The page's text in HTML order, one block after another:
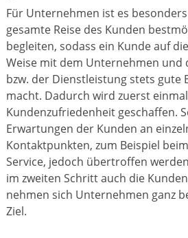
Für Unternehmen ist es
gesamte Reise des Kunden
begleiten, sodass ein Kunde auf
Weise mit dem Unternehmen und
bzw. der Dienstleistung stets gute
macht. Dadurch wird zuerst
Kundenzufriedenheit geschaffen.
Erwartungen der Kunden an
Kontaktpunkten, zum Beispiel
Service, jedoch übertroffen
im zweiten Schritt auch die
nehmen sich Unternehmen ganz
Ziel.